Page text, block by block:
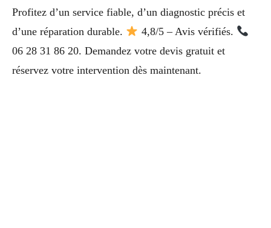
Profitez d’un service fiable, d’un diagnostic précis et
d’une réparation durable.
4,8/5 – Avis vérifiés.
06 28 31 86 20. Demandez votre devis gratuit et
réservez votre intervention dès maintenant.